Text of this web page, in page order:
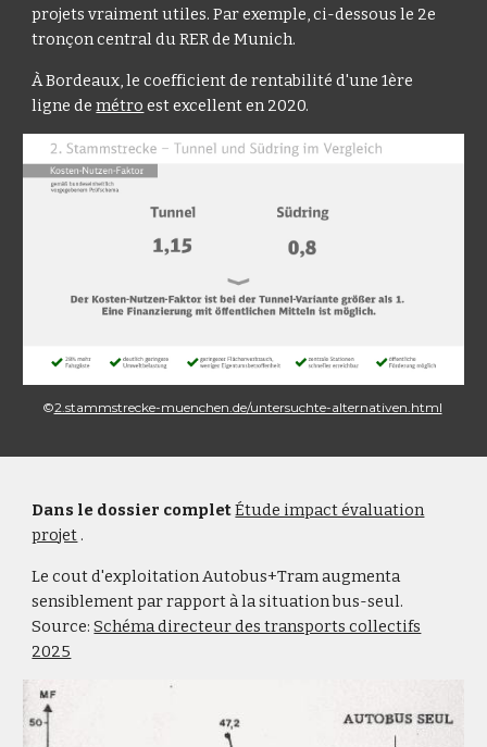
projets vraiment utiles. Par exemple, ci-dessous le 2e
tronçon central du RER de Munich.
À Bordeaux, le coefficient de rentabilité d'une 1ère
ligne demétro est excellent en 2020.
©2.stammstrecke-muenchen.de/untersuchte-alternativen.html
Dans le dossier completÉtude impact évaluation
projet .
Le cout d'exploitation Autobus+Tram augmenta
sensiblement par rapport à la situation bus-seul.
Source:Schéma directeur des transports collectifs
2025